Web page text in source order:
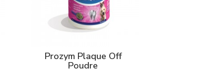
Prozym Plaque Off
Poudre